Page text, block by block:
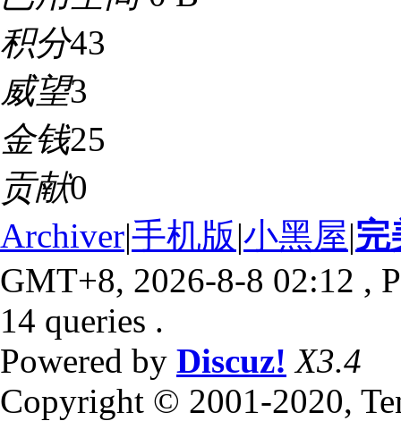
积分43
威望3
金钱25
贡献0
Archiver|手机版|小黑屋|完
GMT+8, 2026-8-8 02:12 ,
14 queries .
Powered by Discuz! X3.4
Copyright © 2001-2020,